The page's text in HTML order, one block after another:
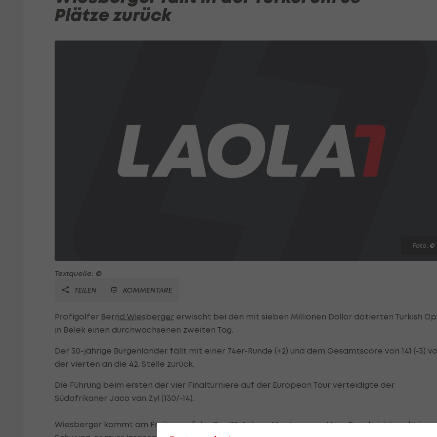
Plätze zurück
Foto: ©
Textquelle: ©
TEILEN
KOMMENTARE
Profigolfer Bernd Wiesberger erwischt bei den mit sieben Millionen Dollar dotierten Turkish
in Belek einen durchwachsenen zweiten Tag.
Der 30-jährige Burgenländer fällt mit einer 74er-Runde (+2) und dem Gesamtscore von 141 (-3)
der vierten an die 42. Stelle zurück.
Die Führung beim ersten der vier Finalturniere auf der European Tour verteidigte der
Südafrikaner Jaco van Zyl (130/-14).
Wiesberger kommt am Freitag auf der Par-72-Anlage Montgomery Maxx Royal nicht recht in